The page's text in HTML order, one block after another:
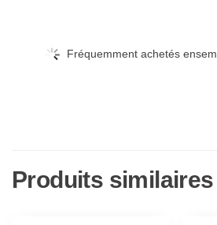
Fréquemment achetés
Produits similaires